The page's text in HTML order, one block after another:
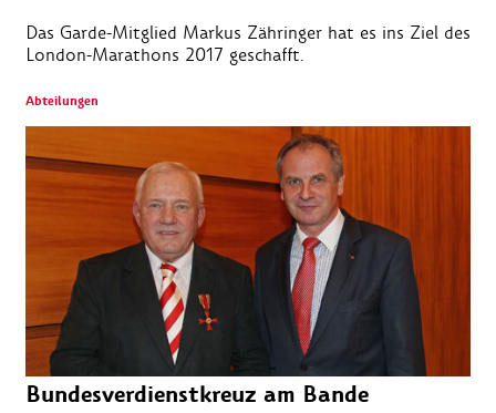
Das Garde-Mitglied Markus Zähringer hat es ins Ziel des
London-Marathons 2017 geschafft.
Abteilungen
Bundesverdienstkreuz am Bande